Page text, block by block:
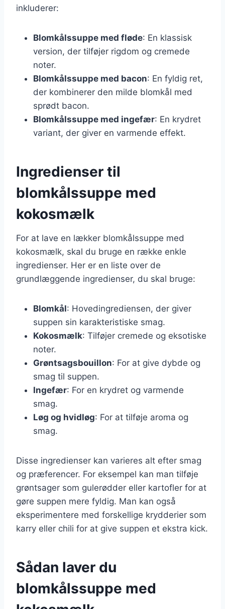
inkluderer:
Blomkålssuppe med fløde: En klassisk
version, der tilføjer rigdom og cremede
noter.
Blomkålssuppe med bacon: En fyldig ret,
der kombinerer den milde blomkål med
sprødt bacon.
Blomkålssuppe med ingefær: En krydret
variant, der giver en varmende effekt.
Ingredienser til
blomkålssuppe med
kokosmælk
For at lave en lækker blomkålssuppe med
kokosmælk, skal du bruge en række enkle
ingredienser. Her er en liste over de
grundlæggende ingredienser, du skal bruge:
Blomkål: Hovedingrediensen, der giver
suppen sin karakteristiske smag.
Kokosmælk: Tilføjer cremede og eksotiske
noter.
Grøntsagsbouillon: For at give dybde og
smag til suppen.
Ingefær: For en krydret og varmende
smag.
Løg og hvidløg: For at tilføje aroma og
smag.
Disse ingredienser kan varieres alt efter smag
og præferencer. For eksempel kan man tilføje
grøntsager som gulerødder eller kartofler for at
gøre suppen mere fyldig. Man kan også
eksperimentere med forskellige krydderier som
karry eller chili for at give suppen et ekstra kick.
Sådan laver du
blomkålssuppe med